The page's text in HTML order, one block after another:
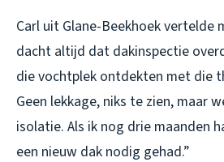
Carl uit Glane-Beekhoek vertelde
dacht altijd dat dakinspectie
die vochtplek ontdekten met die
Geen lekkage, niks te zien, maar
isolatie. Als ik nog drie maanden
een nieuw dak nodig gehad.”